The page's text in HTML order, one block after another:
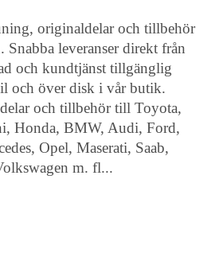
originaldelar och tillbehör
leveranser direkt från
och kundtjänst tillgänglig
och över disk i vår butik.
och tillbehör till Toyota,
Honda, BMW, Audi, Ford,
Opel, Maserati, Saab,
m. fl...